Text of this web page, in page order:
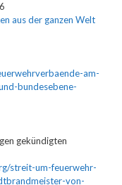
aus der ganzen Welt
am-
bundesebene-
gekündigten
streit-um-feuerwehr-
von-